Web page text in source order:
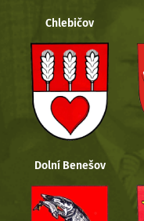
Chlebičov
Dolní Benešov